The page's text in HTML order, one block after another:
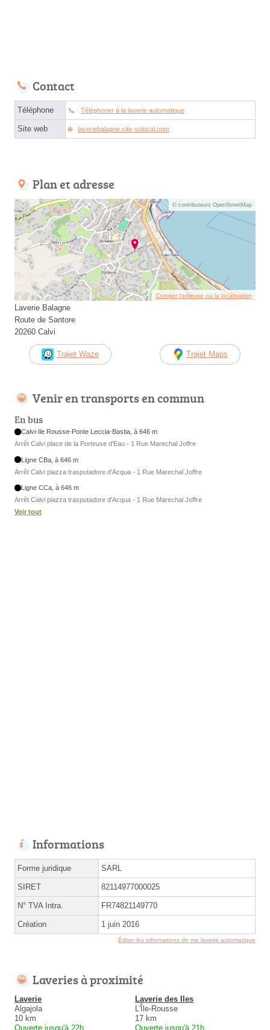
Contact
Téléphone Téléphoner à la laverie automatique
Site web laveriebalagne.site-solocal.com
Plan et adresse
© contributeurs OpenStreetMap
Corriger l’adresse ou la localisation
Laverie Balagne
Route de Santore
20260 Calvi
Trajet Waze Trajet Maps
Venir en transports en commun
En bus
Calvi-Ile Rousse-Ponte Leccia-Bastia, à 646 m
Arrêt Calvi place de la Porteuse d'Eau - 1 Rue Marechal Joffre
Ligne CBa, à 646 m
Arrêt Calvi piazza trasputadore d'Acqua - 1 Rue Marechal Joffre
Ligne CCa, à 646 m
Arrêt Calvi piazza trasputadore d'Acqua - 1 Rue Marechal Joffre
Voir tout
Informations
Forme juridique SARL
SIRET 82114977000025
N° TVA Intra. FR74821149770
Création 1 juin 2016
Éditer les informations de ma laverie automatique
Laveries à proximité
Laverie
Algajola
10 km
Ouverte jusqu'à 22h
Laverie des Iles
L'Île-Rousse
17 km
Ouverte jusqu'à 21h